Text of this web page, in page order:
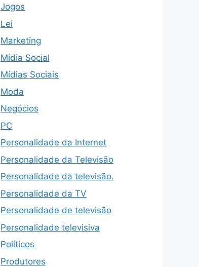
Jogos
Lei
Marketing
Mídia Social
Mídias Sociais
Moda
Negócios
PC
Personalidade da Internet
Personalidade da Televisão
Personalidade da televisão.
Personalidade da TV
Personalidade de televisão
Personalidade televisiva
Políticos
Produtores